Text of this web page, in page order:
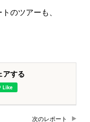
のツアーも、
アする
次のレポート